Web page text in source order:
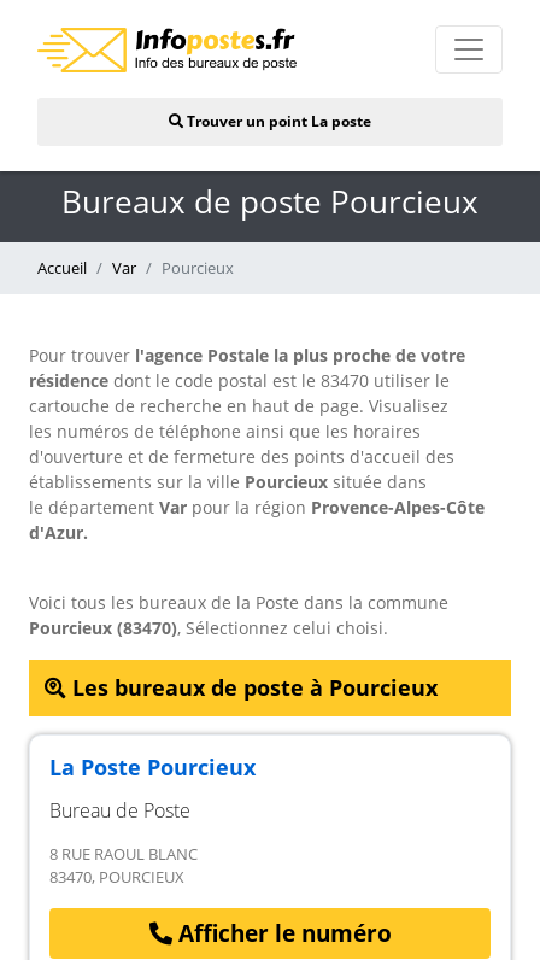
Trouver un point La poste
Bureaux de poste Pourcieux
Accueil Var Pourcieux
Pour trouver l'agence Postale la plus proche de votre
résidence dont le code postal est le 83470 utiliser le
cartouche de recherche en haut de page. Visualisez
les numéros de téléphone ainsi que les horaires
d'ouverture et de fermeture des points d'accueil des
établissements sur la ville Pourcieux située dans
le département Var pour la région Provence-Alpes-Côte
d'Azur.
Voici tous les bureaux de la Poste dans la commune
Pourcieux (83470), Sélectionnez celui choisi.
Les bureaux de poste à Pourcieux
La Poste Pourcieux
Bureau de Poste
8 RUE RAOUL BLANC
83470, POURCIEUX
Afficher le numéro